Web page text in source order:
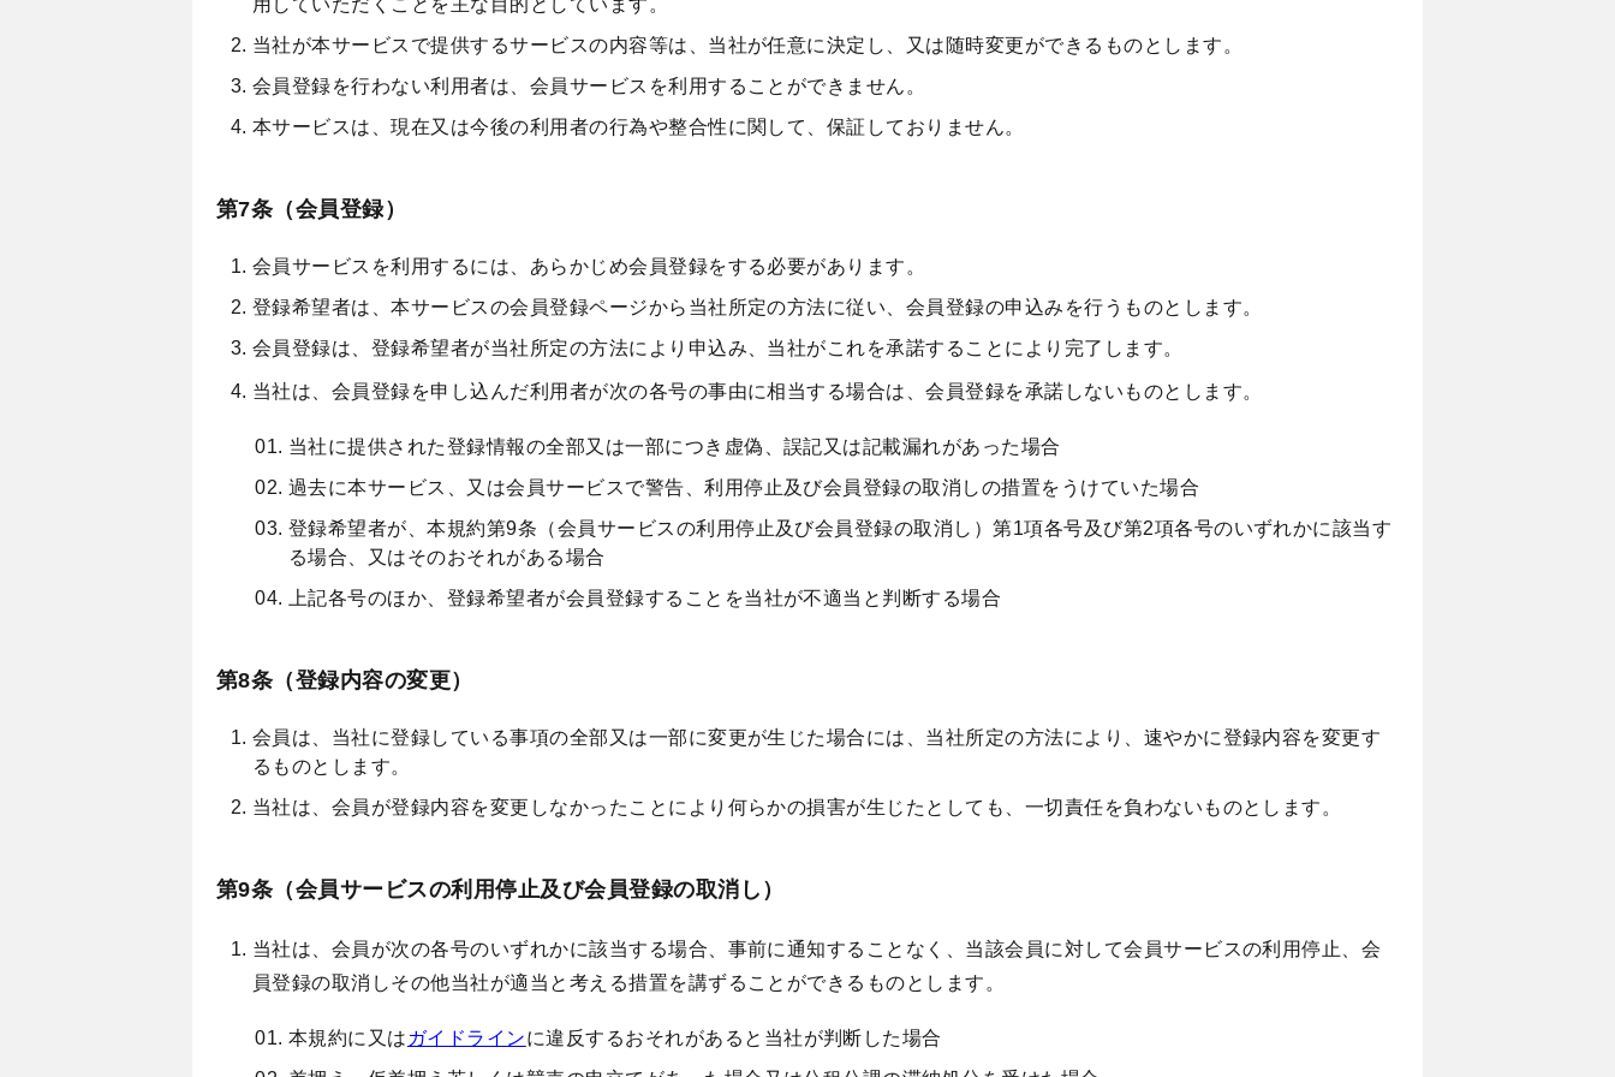
用していただくことを主な目的としています。
当社が本サービスで提供するサービスの内容等は、当社が任意に決定し、又は随時変更ができるものとします。
会員登録を行わない利用者は、会員サービスを利用することができません。
本サービスは、現在又は今後の利用者の行為や整合性に関して、保証しておりません。
第7条（会員登録）
会員サービスを利用するには、あらかじめ会員登録をする必要があります。
登録希望者は、本サービスの会員登録ページから当社所定の方法に従い、会員登録の申込みを行うものとします。
会員登録は、登録希望者が当社所定の方法により申込み、当社がこれを承諾することにより完了します。
当社は、会員登録を申し込んだ利用者が次の各号の事由に相当する場合は、会員登録を承諾しないものとします。
当社に提供された登録情報の全部又は一部につき虚偽、誤記又は記載漏れがあった場合
過去に本サービス、又は会員サービスで警告、利用停止及び会員登録の取消しの措置をうけていた場合
登録希望者が、本規約第9条（会員サービスの利用停止及び会員登録の取消し）第1項各号及び第2項各号のいずれかに該当す
る場合、又はそのおそれがある場合
上記各号のほか、登録希望者が会員登録することを当社が不適当と判断する場合
第8条（登録内容の変更）
会員は、当社に登録している事項の全部又は一部に変更が生じた場合には、当社所定の方法により、速やかに登録内容を変更す
るものとします。
当社は、会員が登録内容を変更しなかったことにより何らかの損害が生じたとしても、一切責任を負わないものとします。
第9条（会員サービスの利用停止及び会員登録の取消し）
当社は、会員が次の各号のいずれかに該当する場合、事前に通知することなく、当該会員に対して会員サービスの利用停止、会
員登録の取消しその他当社が適当と考える措置を講ずることができるものとします。
本規約に又は ガイドラインに違反するおそれがあると当社が判断した場合